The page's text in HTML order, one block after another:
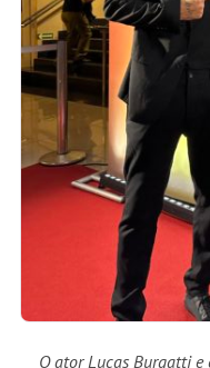
O ator Lucas Burgatti